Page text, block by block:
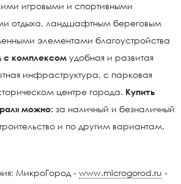
игровыми и спортивными
отдыха, ландшафтным береговым
элементами благоустройства
с комплексом удобная и развитая
инфраструктура, с парковая
центре города. Купить
можно: за наличный и безналичный
и по другим вариантам.
МикроГород - www.microgorod.ru -